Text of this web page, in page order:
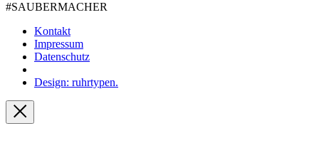
#SAUBER­MACHER
Kontakt
Impressum
Datenschutz
Design: ruhrtypen.